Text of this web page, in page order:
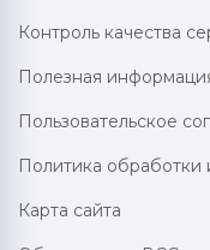
Контроль качества
Полезная
Пользовательское
Политика обработки
Карта сайта